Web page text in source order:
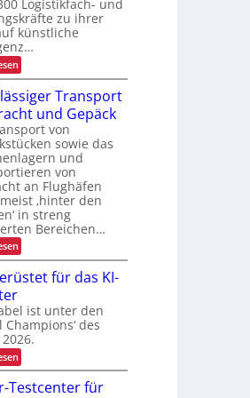
t
e
n
m
a
n
a
g
e
m
e
n
t
U
S
A
-
P
r
ä
s
e
n
z
Logistikfach- und
zu ihrer
künstliche
:
K
-
N
u
t
z
u
n
g
i
n
d
e
r
L
o
s
t
i
k
Transport
und Gepäck
von
sowie das
und
von
an Flughäfen
‚hinter den
in streng
Bereichen…
:
Z
u
v
e
r
l
ä
s
s
i
g
e
für das KI-
ist unter den
Champions‘ des
:
T
p
Testcenter für